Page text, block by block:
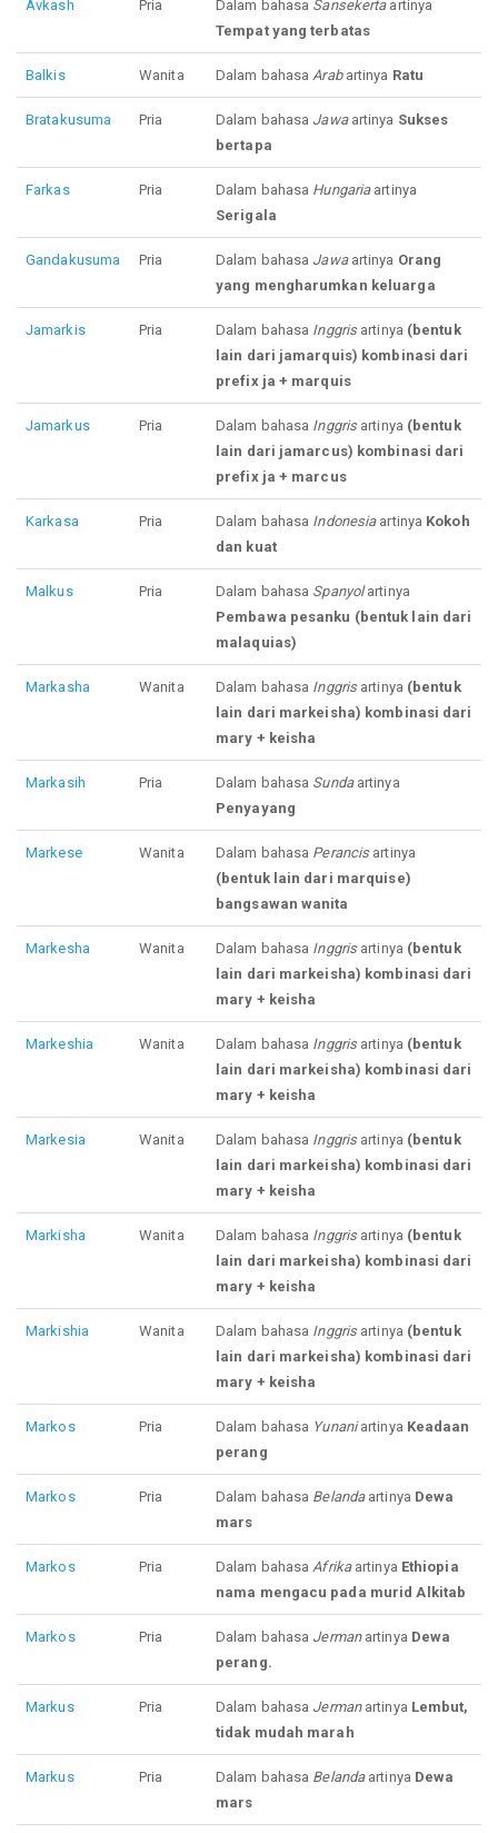
Avkash Pria Dalam bahasa Sansekertaartinya
Tempat yang terbatas
Balkis Wanita Dalam bahasaArabartinya Ratu
Bratakusuma Pria Dalam bahasa Jawaartinya Sukses
bertapa
Farkas Pria Dalam bahasa Hungariaartinya
Serigala
Gandakusuma Pria Dalam bahasa Jawaartinya Orang
yang mengharumkan keluarga
Jamarkis Pria Dalam bahasa Inggrisartinya (bentuk
lain dari jamarquis) kombinasi dari
prefix ja + marquis
Jamarkus Pria Dalam bahasa Inggrisartinya (bentuk
lain dari jamarcus) kombinasi dari
prefix ja + marcus
Karkasa Pria Dalam bahasa Indonesiaartinya Kokoh
dan kuat
Malkus Pria Dalam bahasa Spanyolartinya
Pembawa pesanku (bentuk lain dari
malaquias)
Markasha Wanita Dalam bahasa Inggrisartinya (bentuk
lain dari markeisha) kombinasi dari
mary + keisha
Markasih Pria Dalam bahasa Sundaartinya
Penyayang
Markese Wanita Dalam bahasa Perancisartinya
(bentuk lain dari marquise)
bangsawan wanita
Markesha Wanita Dalam bahasa Inggrisartinya (bentuk
lain dari markeisha) kombinasi dari
mary + keisha
Markeshia Wanita Dalam bahasa Inggrisartinya (bentuk
lain dari markeisha) kombinasi dari
mary + keisha
Markesia Wanita Dalam bahasa Inggrisartinya (bentuk
lain dari markeisha) kombinasi dari
mary + keisha
Markisha Wanita Dalam bahasa Inggrisartinya (bentuk
lain dari markeisha) kombinasi dari
mary + keisha
Markishia Wanita Dalam bahasa Inggrisartinya (bentuk
lain dari markeisha) kombinasi dari
mary + keisha
Markos Pria Dalam bahasa Yunaniartinya Keadaan
perang
Markos Pria Dalam bahasa Belandaartinya Dewa
mars
Markos Pria Dalam bahasaAfrikaartinya Ethiopia
nama mengacu pada murid Alkitab
Markos Pria Dalam bahasa Jermanartinya Dewa
perang.
Markus Pria Dalam bahasa Jermanartinya Lembut,
tidak mudah marah
Markus Pria Dalam bahasa Belandaartinya Dewa
mars